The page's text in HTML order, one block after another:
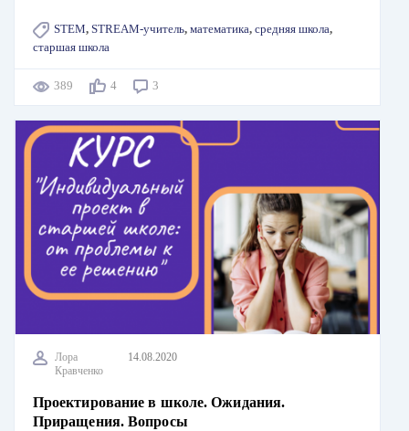
STEM, STREAM-учитель, математика, средняя школа,
старшая школа
389 4 3
Лора
Кравченко
14.08.2020
Проектирование в школе. Ожидания.
Приращения. Вопросы